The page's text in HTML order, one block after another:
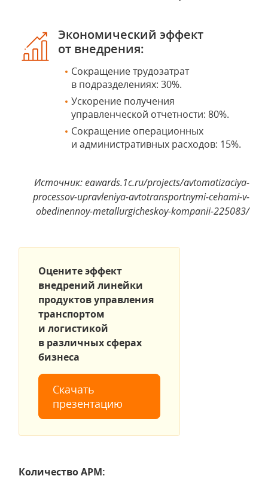
Экономический эффект
от внедрения:
Сокращение трудозатрат
в подразделениях: 30%.
Ускорение получения
управленческой отчетности: 80%.
Сокращение операционных
и административных расходов: 15%.
Источник: eawards.1c.ru/projects/avtomatizaciya-
processov-upravleniya-avtotransportnymi-cehami-v-
obedinennoy-metallurgicheskoy-kompanii-225083/
Оцените эффект
внедрений линейки
продуктов управления
транспортом
и логистикой
в различных сферах
бизнеса
Скачать
презентацию
Количество АРМ: